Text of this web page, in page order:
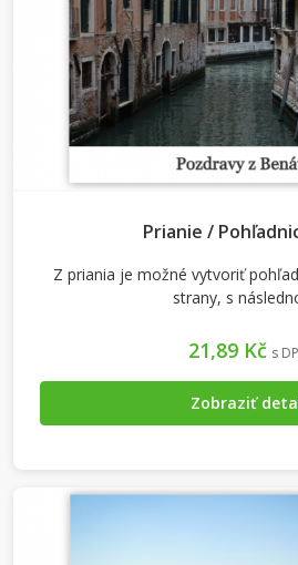
Prianie /
Z priania je možné vytvoriť
strany, s
21,89 Kč s
Zobraziť